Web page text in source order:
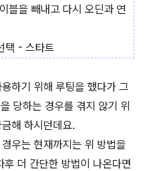
블을 빼내고 다시 오딘과 연
택 - 스타트
하기 위해 루팅을 했다가 그
당하는 경우를 겪지 않기 위
해 하시던데요.
우는 현재까지는 위 방법을
더 간단한 방법이 나온다면